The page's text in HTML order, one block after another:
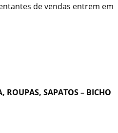
de vendas entrem em
SAPATOS – BICHO